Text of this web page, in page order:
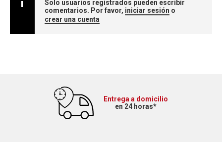
Solo usuarios registrados pueden escribir
comentarios. Por favor, iniciar sesión o
crear una cuenta
Entrega a domicilio
en 24 horas*